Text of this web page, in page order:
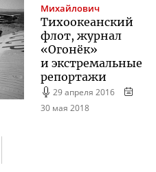
Михайлович
Тихоокеанский
флот, журнал
«Огонёк»
и экстремальные
репортажи
29 апреля 2016
30 мая 2018